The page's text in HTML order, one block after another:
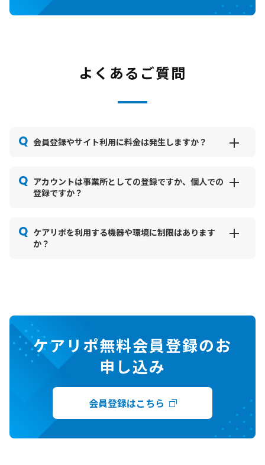
よくあるご質問
会員登録やサイト利用に料金は発生しますか？
アカウントは事業所としての登録ですか、個人での
登録ですか？
ケアリポを利用する機器や環境に制限はあります
か？
ケアリポ無料会員登録のお
申し込み
会員登録はこちら